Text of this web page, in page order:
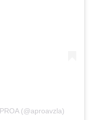
(@aproavzla)